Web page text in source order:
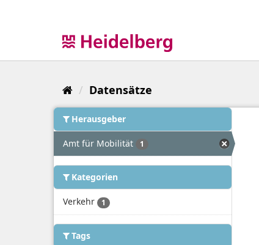
Datensätze
Herausgeber
Amt für Mobilität 1
Kategorien
Verkehr 1
Tags